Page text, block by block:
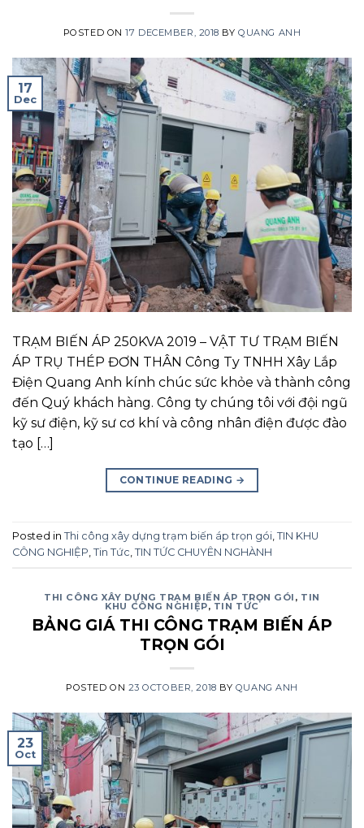
POSTED ON17 DECEMBER, 2018 BYQUANG ANH
17
Dec
TRẠM BIẾN ÁP 250KVA 2019 – VẬT TƯ TRẠM BIẾN
ÁP TRỤ THÉP ĐƠN THÂN Công Ty TNHH Xây Lắp
Điện Quang Anh kính chúc sức khỏe và thành công
đến Quý khách hàng. Công ty chúng tôi với đội ngũ
kỹ sư điện, kỹ sư cơ khí và công nhân điện được đào
tạo […]
CONTINUE READING →
Posted in Thi công xây dựng trạm biến áp trọn gói TIN KHU
CÔNG NGHIỆP Tin Tức TIN TỨC CHUYÊN NGHÀNH
THI CÔNG XÂY DỰNG TRẠM BIẾN ÁP TRỌN GÓI , TIN
KHU CÔNG NGHIỆP, TIN TỨC
BẢNG GIÁ THI CÔNG TRẠM BIẾN ÁP
TRỌN GÓI
POSTED ON 23 OCTOBER, 2018 BY QUANG ANH
23
Oct